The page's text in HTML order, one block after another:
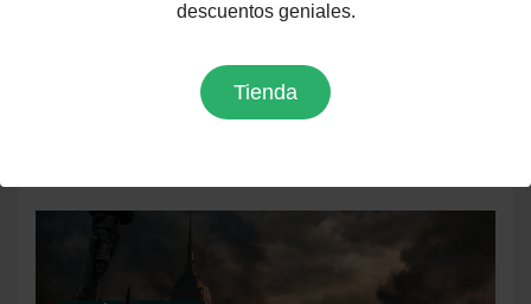
descuentos geniales.
Tienda
RECIENTE
La cura siniestra